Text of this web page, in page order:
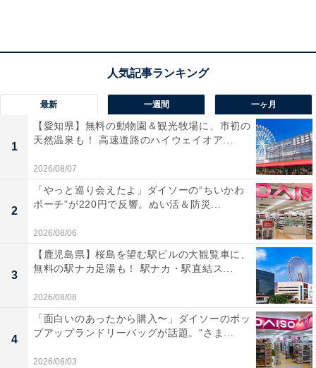
「とろりとした肌触りが良い温泉」
これまでにAll About ニュース編集部が実施したアンケー
最新 一週間 一ヶ月
1
【愛知県】無料の動物園＆観光牧場に、市初の
天然温泉も！ 高速道路のハイウェイオア...
2026/08/07
2
「やっと巡り会えたよ」ダイソーの“ちいかわ
ポーチ”が220円で反響。ぬい活＆防災...
2026/08/06
3
【鹿児島県】桜島を望む駅ビルの大観覧車に、
無料の駅ナカ足湯も！ 駅ナカ・駅直結ス...
2026/08/08
4
「面白いのあったから購入〜」ダイソーのポッ
プアップランドリーバッグが話題。“さま...
2026/08/03